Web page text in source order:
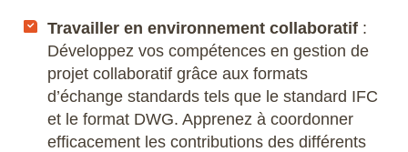
Twinmotion
Unreal Engine
V-Ray
Travailler en environnement collaboratif:
Développez vos compétences en gestion de
projet collaboratif grâce aux formats
d’échange standards tels que le standard IFC
et le format DWG. Apprenez à coordonner
efficacement les contributions des différents